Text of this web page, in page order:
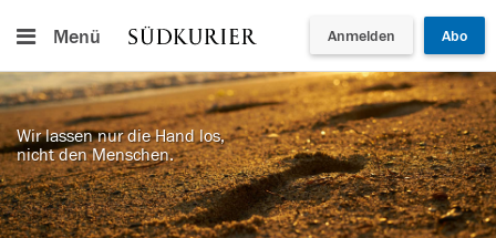
Menü Anmelden Abo
Wir lassen nur die Hand los,
nicht den Menschen.